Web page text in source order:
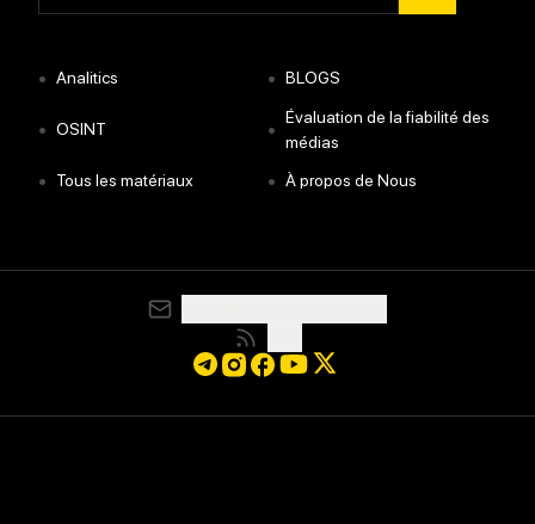
• Analitics • BLOGS
• OSINT •
Évaluation de la fiabilité des
médias
• Tous les matériaux • À propos de Nous